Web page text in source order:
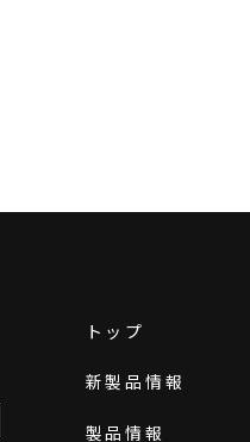
トップ
新製品情報
製品情報